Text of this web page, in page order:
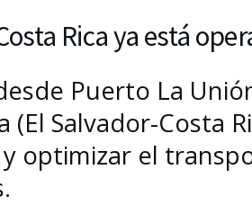
Rica ya está
Puerto La
Salvador-Costa
optimizar el